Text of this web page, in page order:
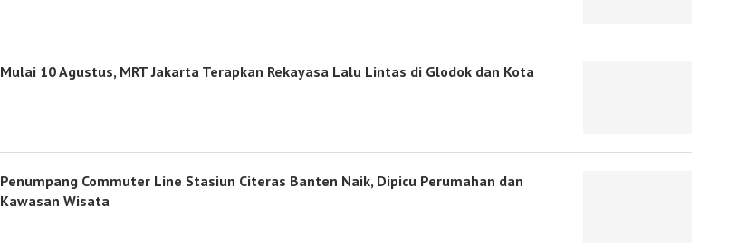
Mulai 10 Agustus, MRT Jakarta Terapkan Rekayasa Lalu Lintas di Glodok dan Kota
Penumpang Commuter Line Stasiun Citeras Banten Naik, Dipicu Perumahan dan
Kawasan Wisata